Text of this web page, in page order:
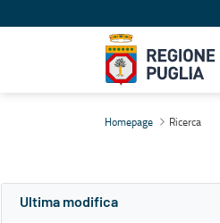
Homepage Ricerca
Ultima modifica